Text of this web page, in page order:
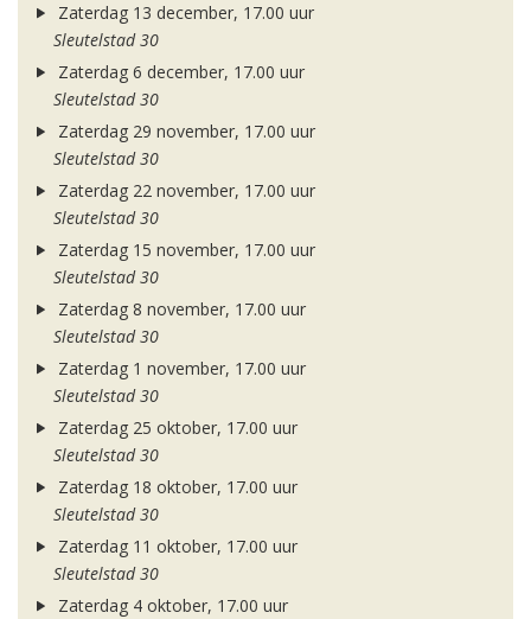
Zaterdag 13 december, 17.00 uur
Sleutelstad 30
Zaterdag 6 december, 17.00 uur
Sleutelstad 30
Zaterdag 29 november, 17.00 uur
Sleutelstad 30
Zaterdag 22 november, 17.00 uur
Sleutelstad 30
Zaterdag 15 november, 17.00 uur
Sleutelstad 30
Zaterdag 8 november, 17.00 uur
Sleutelstad 30
Zaterdag 1 november, 17.00 uur
Sleutelstad 30
Zaterdag 25 oktober, 17.00 uur
Sleutelstad 30
Zaterdag 18 oktober, 17.00 uur
Sleutelstad 30
Zaterdag 11 oktober, 17.00 uur
Sleutelstad 30
Zaterdag 4 oktober, 17.00 uur